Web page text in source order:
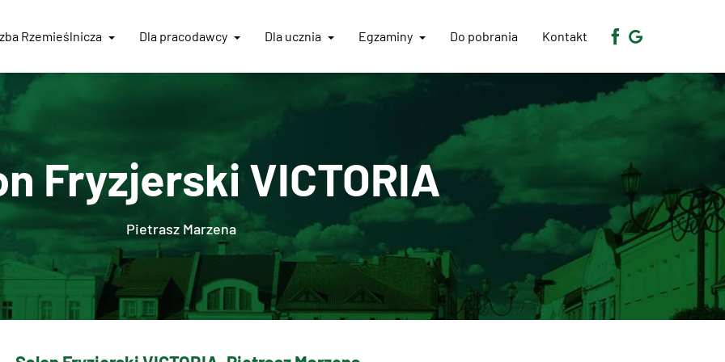
Rzemieślnicza Dla pracodawcy Dla ucznia Egzaminy Do pobrania Kontakt
Fryzjerski VICTORIA
Pietrasz Marzena